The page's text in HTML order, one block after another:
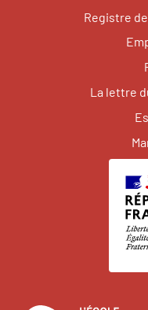
Registre
La lettre